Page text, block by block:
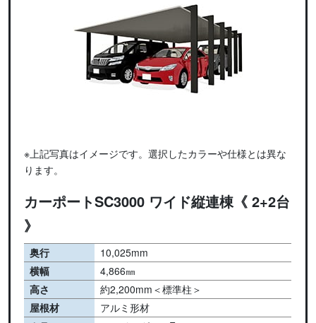
※上記写真はイメージです。選択したカラーや仕様とは異な
ります。
カーポートSC3000 ワイド縦連棟《 2+2台
》
奥行
10,025mm
横幅
4,866㎜
高さ
約2,200mm＜標準柱＞
屋根材
アルミ形材